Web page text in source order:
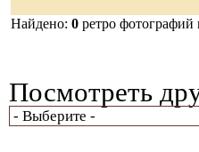
Найдено: 0 ретро
Посмотреть